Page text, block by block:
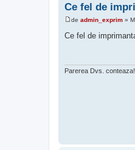
Ce fel de
s
de admin_exprim »
Ce fel de
Parerea Dvs. conteaza!